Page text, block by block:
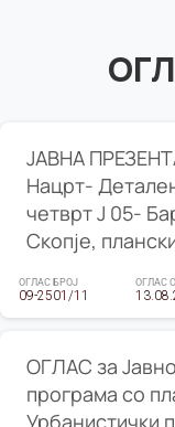
ЈАВНА
Нацрт-
четврт Ј 05-
Скопје,
ОГЛАС БРОЈ
09-2501/11
ОГЛАС
ОГЛАС за
програма со
Урбанистички